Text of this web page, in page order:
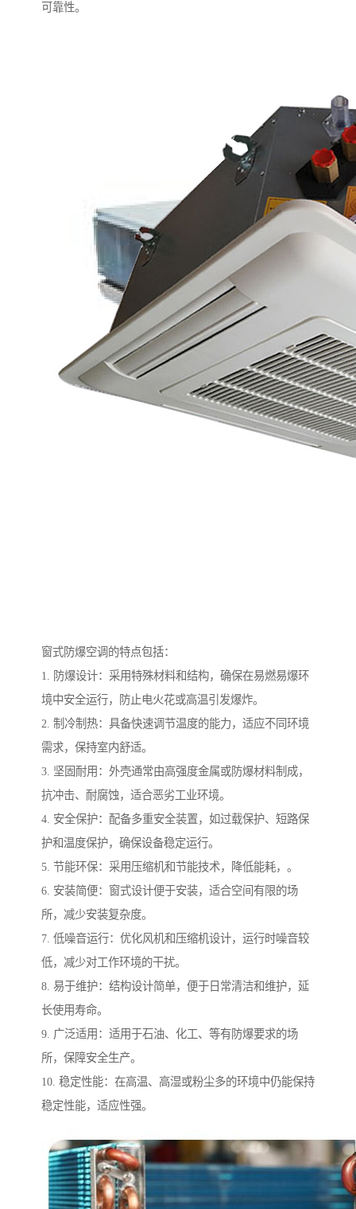
可靠性。
窗式防爆空调的特点包括：
1. 防爆设计：采用特殊材料和结构，确保在易燃易爆环
境中安全运行，防止电火花或高温引发爆炸。
2. 制冷制热：具备快速调节温度的能力，适应不同环境
需求，保持室内舒适。
3. 坚固耐用：外壳通常由高强度金属或防爆材料制成，
抗冲击、耐腐蚀，适合恶劣工业环境。
4. 安全保护：配备多重安全装置，如过载保护、短路保
护和温度保护，确保设备稳定运行。
5. 节能环保：采用压缩机和节能技术，降低能耗，。
6. 安装简便：窗式设计便于安装，适合空间有限的场
所，减少安装复杂度。
7. 低噪音运行：优化风机和压缩机设计，运行时噪音较
低，减少对工作环境的干扰。
8. 易于维护：结构设计简单，便于日常清洁和维护，延
长使用寿命。
9. 广泛适用：适用于石油、化工、等有防爆要求的场
所，保障安全生产。
10. 稳定性能：在高温、高湿或粉尘多的环境中仍能保持
稳定性能，适应性强。